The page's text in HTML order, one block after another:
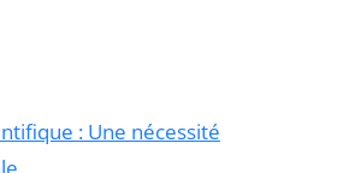
: Une nécessité